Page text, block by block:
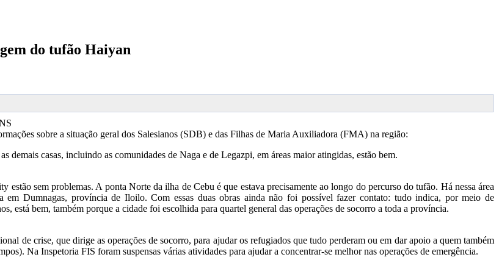
do tufão Haiyan
sobre a situação geral dos Salesianos (SDB) e das Filhas de Maria Auxiliadora (FMA) na região:
casas, incluindo as comunidades de Naga e de Legazpi, em áreas maior atingidas, estão bem.
sem problemas. A ponta Norte da ilha de Cebu é que estava precisamente ao longo do percurso do tufão. Há nessa área
Dumnagas, província de Iloilo. Com essas duas obras ainda não foi possível fazer contato: tudo indica, por meio de
está bem, também porque a cidade foi escolhida para quartel general das operações de socorro a toda a província.
de crise, que dirige as operações de socorro, para ajudar os refugiados que tudo perderam ou em dar apoio a quem também
Na Inspetoria FIS foram suspensas várias atividades para ajudar a concentrar-se melhor nas operações de emergência.